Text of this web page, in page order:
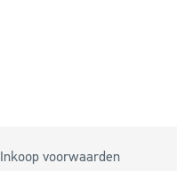
Inkoop voorwaarden